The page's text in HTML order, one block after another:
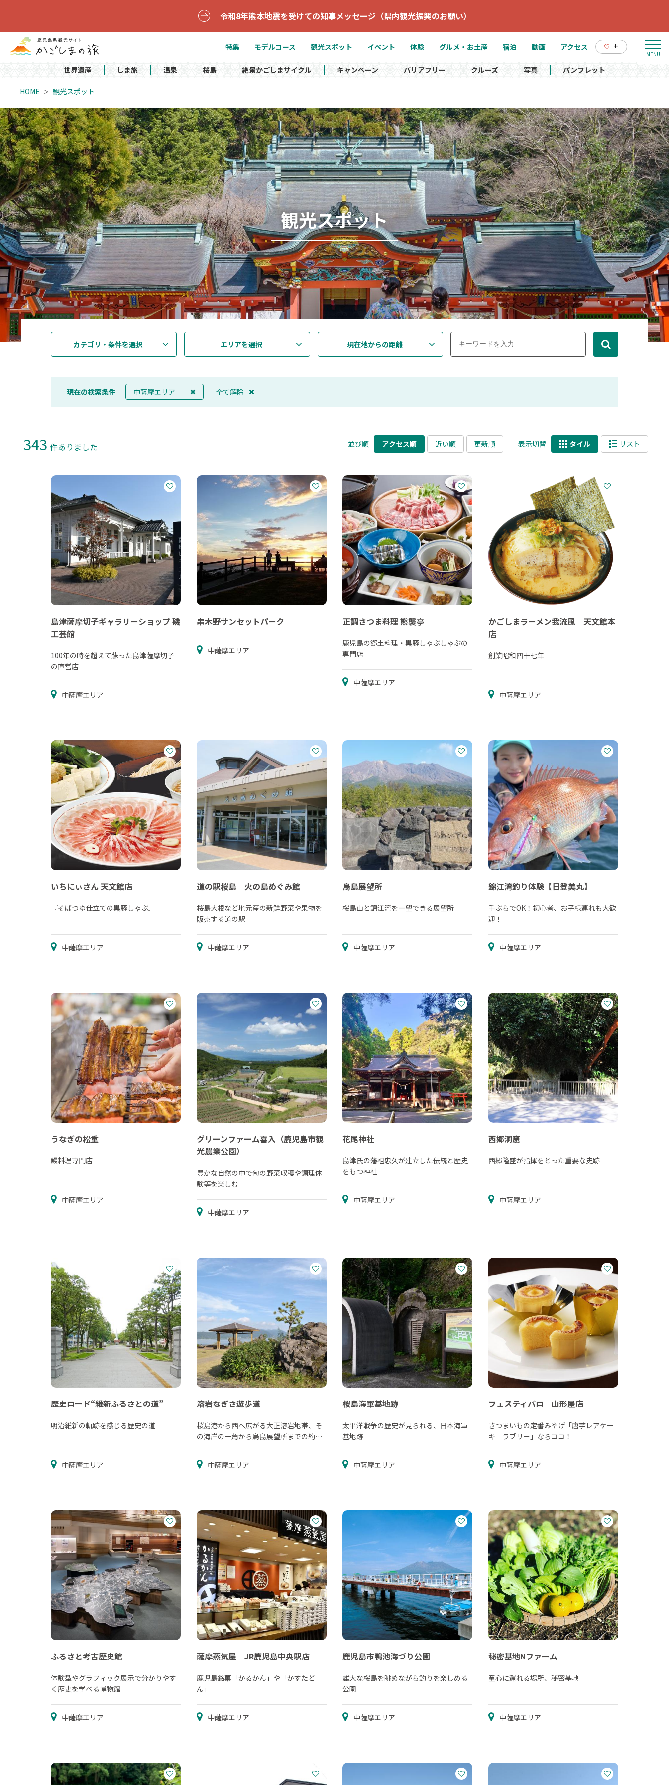
令和8年熊本地震を受けての知事メッセージ（県内観光振興のお願い）
特集 モデルコース 観光スポット イベント 体験 グルメ・お土産 宿泊 動画 アクセス +
世界遺産 しま旅 温泉 桜島 絶景かごしまサイクル キャンペーン バリアフリー クルーズ 写真 パンフレット
HOME 観光スポット
観光スポット
カテゴリ・条件を選択 エリアを選択 現在地からの距離
現在の検索条件 中薩摩エリア 全て解除
343 件ありました 並び順 アクセス順 近い順 更新順 表示切替 タイル リスト
島津薩摩切子ギャラリーショップ 磯
工芸館
100年の時を超えて蘇った島津薩摩切子
の直営店
中薩摩エリア
串木野サンセットパーク
中薩摩エリア
正調さつま料理 熊襲亭
鹿児島の郷土料理・黒豚しゃぶしゃぶの
専門店
中薩摩エリア
かごしまラーメン我流風 天文館本
店
創業昭和四十七年
中薩摩エリア
いちにぃさん 天文館店
『そばつゆ仕立ての黒豚しゃぶ』
中薩摩エリア
道の駅桜島 火の島めぐみ館
桜島大根など地元産の新鮮野菜や果物を
販売する道の駅
中薩摩エリア
烏島展望所
桜島山と錦江湾を一望できる展望所
中薩摩エリア
錦江湾釣り体験【日登美丸】
手ぶらでOK！初心者、お子様連れも大歓
迎！
中薩摩エリア
うなぎの松重
鰻料理専門店
中薩摩エリア
グリーンファーム喜入（鹿児島市観
光農業公園）
豊かな自然の中で旬の野菜収穫や調理体
験等を楽しむ
中薩摩エリア
花尾神社
島津氏の藩祖忠久が建立した伝統と歴史
をもつ神社
中薩摩エリア
西郷洞窟
西郷隆盛が指揮をとった重要な史跡
中薩摩エリア
歴史ロード“維新ふるさとの道”
明治維新の軌跡を感じる歴史の道
中薩摩エリア
溶岩なぎさ遊歩道
桜島港から西へ広がる大正溶岩地帯、そ
の海岸の一角から烏島展望所までの約３
中薩摩エリア
桜島海軍基地跡
太平洋戦争の歴史が見られる、日本海軍
基地跡
中薩摩エリア
フェスティバロ 山形屋店
さつまいもの定番みやげ「唐芋レアケー
キ ラブリー」ならココ！
中薩摩エリア
ふるさと考古歴史館
体験型やグラフィック展示で分かりやす
く歴史を学べる博物館
中薩摩エリア
薩摩蒸気屋 JR鹿児島中央駅店
鹿児島銘菓「かるかん」や「かすたど
ん」
中薩摩エリア
鹿児島市鴨池海づり公園
雄大な桜島を眺めながら釣りを楽しめる
公園
中薩摩エリア
秘密基地Nファーム
童心に還れる場所、秘密基地
中薩摩エリア